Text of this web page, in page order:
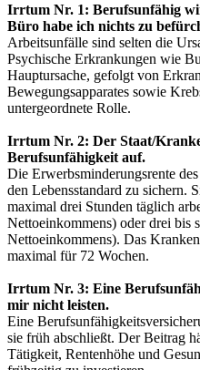
Irrtum Nr. 1: Berufsunfähig
Büro habe ich nichts zu
Arbeitsunfälle sind selten die
Psychische Erkrankungen wie
Hauptursache, gefolgt von
Bewegungsapparates sowie
untergeordnete Rolle.
Irrtum Nr. 2: Der Staat/
Berufsunfähigkeit auf.
Die Erwerbsminderungsrente
den Lebensstandard zu sichern.
maximal drei Stunden täglich
Nettoeinkommens) oder drei bis
Nettoeinkommens). Das
maximal für 72 Wochen.
Irrtum Nr. 3: Eine
mir nicht leisten.
Eine
sie früh abschließt. Der Beitrag
Tätigkeit, Rentenhöhe und